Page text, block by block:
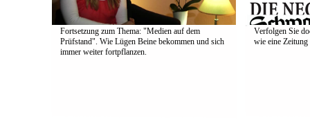
Fortsetzung zum Thema: "Medien auf dem
Prüfstand". Wie Lügen Beine bekommen und sich
immer weiter fortpflanzen.
Verfolgen Sie
wie eine Zeitung